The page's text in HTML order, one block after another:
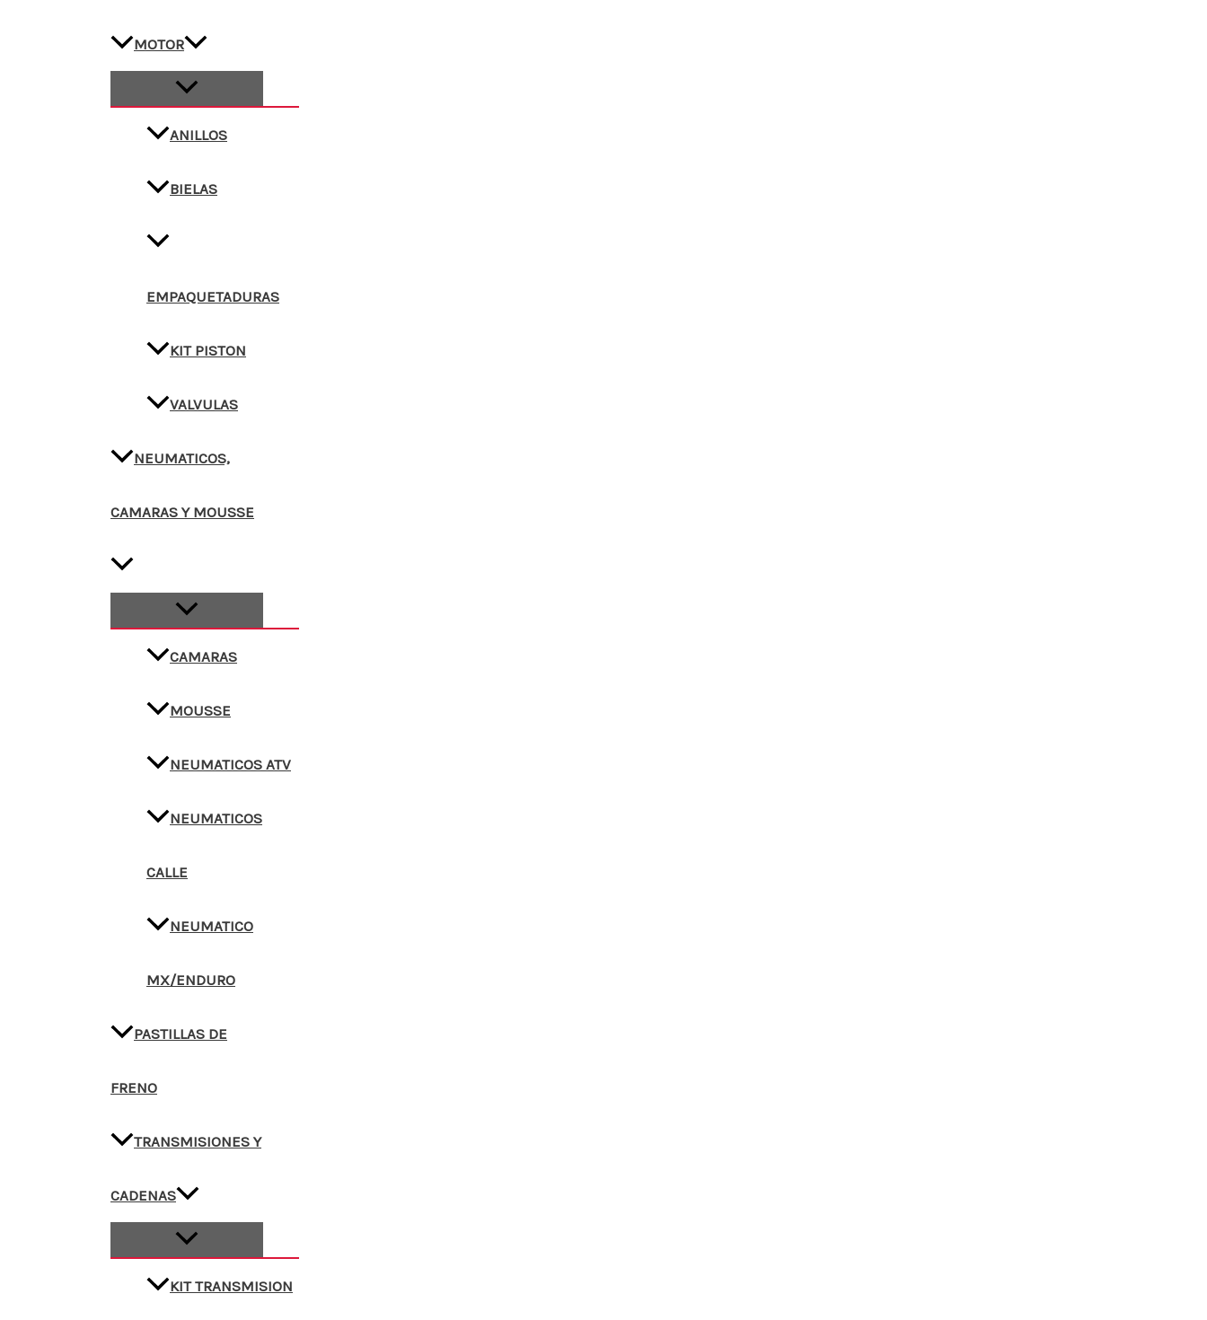
MOTOR
ANILLOS
BIELAS
EMPAQUETADURAS
KIT PISTON
VALVULAS
NEUMATICOS,
CAMARAS Y MOUSSE
CAMARAS
MOUSSE
NEUMATICOS ATV
NEUMATICOS
CALLE
NEUMATICO
MX/ENDURO
PASTILLAS DE
FRENO
TRANSMISIONES Y
CADENAS
KIT TRANSMISION